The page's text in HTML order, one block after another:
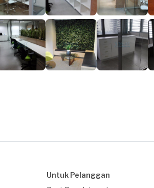
Untuk Pelanggan